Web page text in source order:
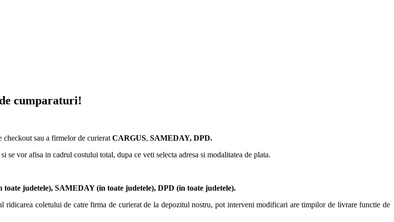
cumparaturi!
sau a firmelor de curierat CARGUS, SAMEDAY, DPD.
vor afisa in cadrul costului total, dupa ce veti selecta adresa si modalitatea de plata.
toate judetele), SAMEDAY (in toate judetele), DPD (in toate judetele).
coletului de catre firma de curierat de la depozitul nostru, pot interveni modificari are timpilor de livrare functie de